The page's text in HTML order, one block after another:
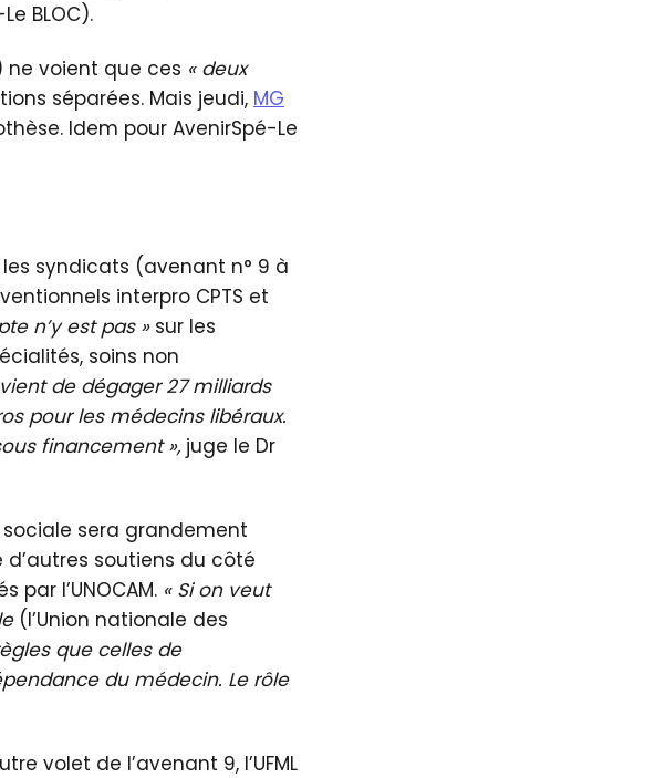
BLOC).
ne voient que ces « deux
séparées. Mais jeudi, MG
Idem pour AvenirSpé-Le
syndicats (avenant n° 9 à
interpro CPTS et
n’y est pas »sur les
soins non
de dégager 27 milliards
pour les médecins libéraux.
financement », juge le Dr
sera grandement
d’autres soutiens du côté
l’UNOCAM. « Si on veut
(l’Union nationale des
que celles de
du médecin. Le rôle
volet de l’avenant 9, l’UFML